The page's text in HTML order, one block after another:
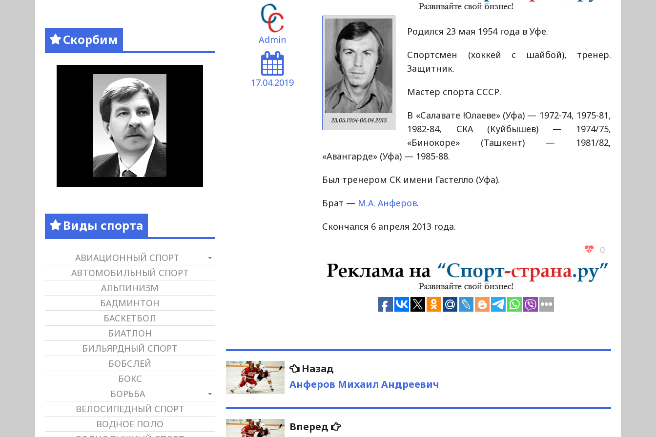
Admin
17.04.2019
23.05.1954-06.04.2013
Родился 23 мая 1954 года в Уфе.
Спортсмен (хоккей с шайбой), тренер.
Защитник.
Мастер спорта СССР.
В «Салавате Юлаеве» (Уфа) — 1972-74, 1975-81,
1982-84, СКА (Куйбышев) — 1974/75,
«Бинокоре» (Ташкент) — 1981/82,
«Авангарде» (Уфа) — 1985-88.
Был тренером СК имени Гастелло (Уфа).
Брат — М.А. Анферов.
Скончался 6 апреля 2013 года.
0
Навигация
по
записям
Назад
запись:
Анферов Михаил Андреевич
Вперед
Следующая
Скорбим
Виды спорта
АВИАЦИОННЫЙ СПОРТ
АВТОМОБИЛЬНЫЙ СПОРТ
АЛЬПИНИЗМ
БАДМИНТОН
БАСКЕТБОЛ
БИАТЛОН
БИЛЬЯРДНЫЙ СПОРТ
БОБСЛЕЙ
БОКС
БОРЬБА
ВЕЛОСИПЕДНЫЙ СПОРТ
ВОДНОЕ ПОЛО